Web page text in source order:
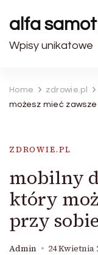
alfa
Wpisy unikatowe
Home zdrowie.pl
możesz mieć zawsze
ZDROWIE.PL
mobilny
który
przy sobie
Admin 24 Kwietnia